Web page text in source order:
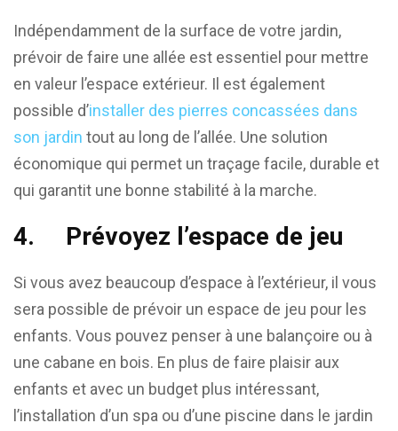
Indépendamment de la surface de votre jardin,
prévoir de faire une allée est essentiel pour mettre
en valeur l’espace extérieur. Il est également
possible d’installer des pierres concassées dans
son jardin tout au long de l’allée. Une solution
économique qui permet un traçage facile, durable et
qui garantit une bonne stabilité à la marche.
4. Prévoyez l’espace de jeu
Si vous avez beaucoup d’espace à l’extérieur, il vous
sera possible de prévoir un espace de jeu pour les
enfants. Vous pouvez penser à une balançoire ou à
une cabane en bois. En plus de faire plaisir aux
enfants et avec un budget plus intéressant,
l’installation d’un spa ou d’une piscine dans le jardin